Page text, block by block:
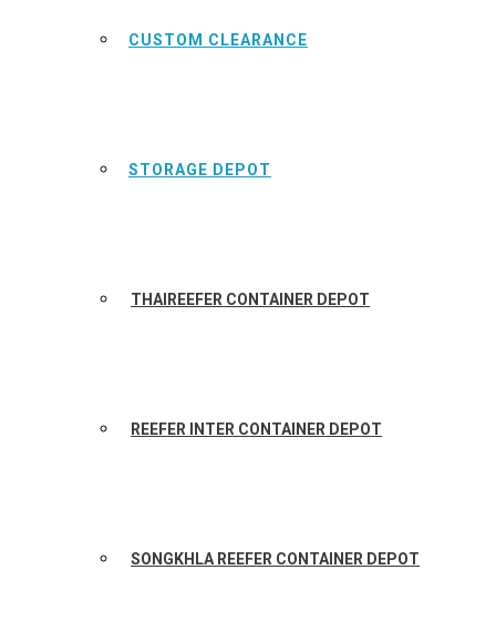
CUSTOM CLEARANCE
STORAGE DEPOT
THAIREEFER CONTAINER DEPOT
REEFER INTER CONTAINER DEPOT
SONGKHLA REEFER CONTAINER DEPOT